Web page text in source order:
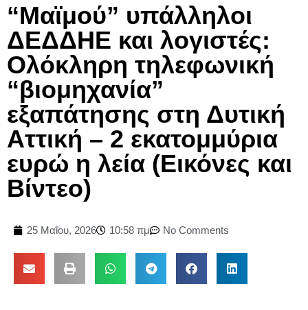
“Μαϊμού” υπάλληλοι
ΔΕΔΔΗΕ και λογιστές:
Ολόκληρη τηλεφωνική
“βιομηχανία”
εξαπάτησης στη Δυτική
Αττική – 2 εκατομμύρια
ευρώ η λεία (Εικόνες και
Βίντεο)
25 Μαΐου, 2026 10:58 πμ No Comments